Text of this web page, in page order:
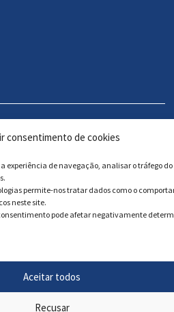
consentimento de cookies
experiência de navegação, analisar o tráfego do
permite-nos tratar dados como o
neste site.
pode afetar negativamente
Aceitar todos
Recusar
Informática